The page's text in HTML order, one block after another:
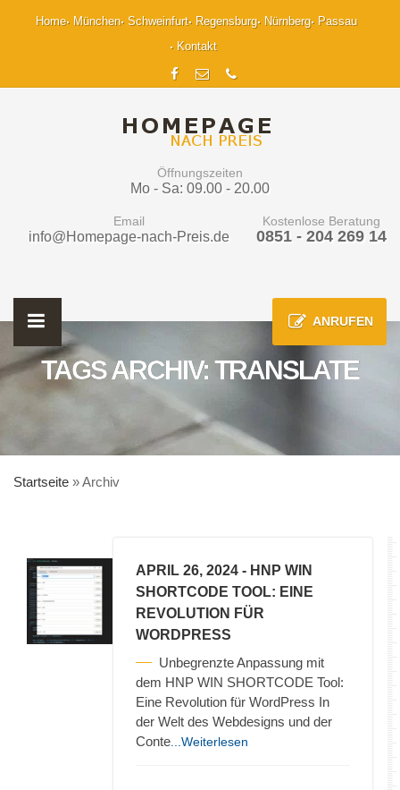
Home München Schweinfurt Regensburg Nürnberg
Passau
Kontakt
Öffnungszeiten
Mo - Sa: 09.00 - 20.00
Email
info@Homepage-nach-Preis.de
Kostenlose Beratung
0851 - 204 269 14
ANRUFEN
TAGS ARCHIV: TRANSLATE
Startseite »Archiv
APRIL 26, 2024 - HNP WIN
SHORTCODE TOOL: EINE
REVOLUTION FÜR
WORDPRESS
Unbegrenzte Anpassung mit
dem HNP WIN SHORTCODE Tool:
Eine Revolution für WordPress In
der Welt des Webdesigns und der
Conte ...Weiterlesen